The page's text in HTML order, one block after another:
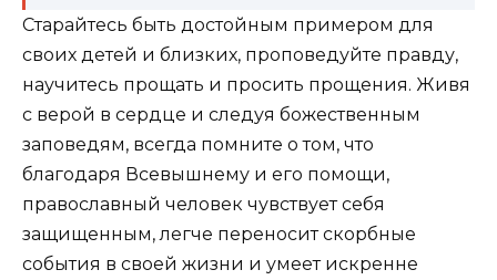
Старайтесь быть достойным примером для
своих детей и близких, проповедуйте правду,
научитесь прощать и просить прощения. Живя
с верой в сердце и следуя божественным
заповедям, всегда помните о том, что
благодаря Всевышнему и его помощи,
православный человек чувствует себя
защищенным, легче переносит скорбные
события в своей жизни и умеет искренне